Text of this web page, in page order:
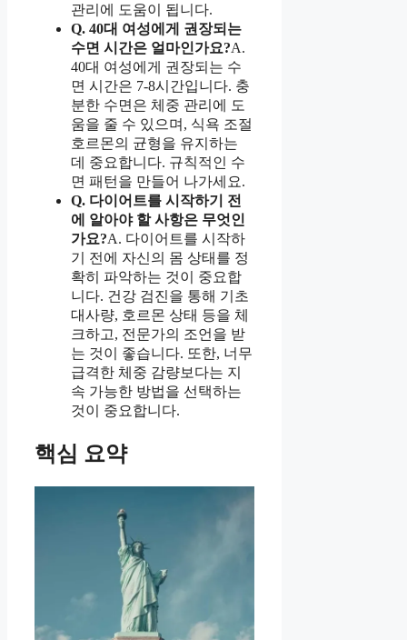
관리에 도움이 됩니다.
Q. 40대 여성에게 권장되는
수면 시간은 얼마인가요?A.
40대 여성에게 권장되는 수
면 시간은 7-8시간입니다. 충
분한 수면은 체중 관리에 도
움을 줄 수 있으며, 식욕 조절
호르몬의 균형을 유지하는
데 중요합니다. 규칙적인 수
면 패턴을 만들어 나가세요.
Q. 다이어트를 시작하기 전
에 알아야 할 사항은 무엇인
가요?A. 다이어트를 시작하
기 전에 자신의 몸 상태를 정
확히 파악하는 것이 중요합
니다. 건강 검진을 통해 기초
대사량, 호르몬 상태 등을 체
크하고, 전문가의 조언을 받
는 것이 좋습니다. 또한, 너무
급격한 체중 감량보다는 지
속 가능한 방법을 선택하는
것이 중요합니다.
핵심 요약